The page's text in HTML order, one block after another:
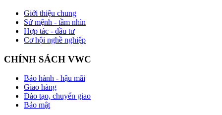
Giới thiệu chung
Sứ mệnh - tầm nhìn
Hợp tác - đầu tư
Cơ hội nghề nghiệp
CHÍNH SÁCH VWC
Bảo hành - hậu mãi
Giao hàng
Đào tạo, chuyển giao
Bảo mật